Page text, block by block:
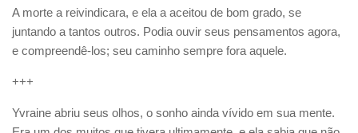
A morte a reivindicara, e ela a aceitou de bom grado, se
juntando a tantos outros. Podia ouvir seus pensamentos agora,
e compreendê-los; seu caminho sempre fora aquele.
+++
Yvraine abriu seus olhos, o sonho ainda vívido em sua mente.